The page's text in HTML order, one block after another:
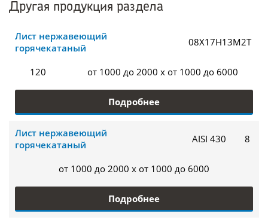
Другая продукция раздела
Лист нержавеющий
горячекатаный
08Х17Н13М2Т
120 от 1000 до 2000 x от 1000 до 6000
Подробнее
Лист нержавеющий
горячекатаный
AISI 430 8
от 1000 до 2000 x от 1000 до 6000
Подробнее